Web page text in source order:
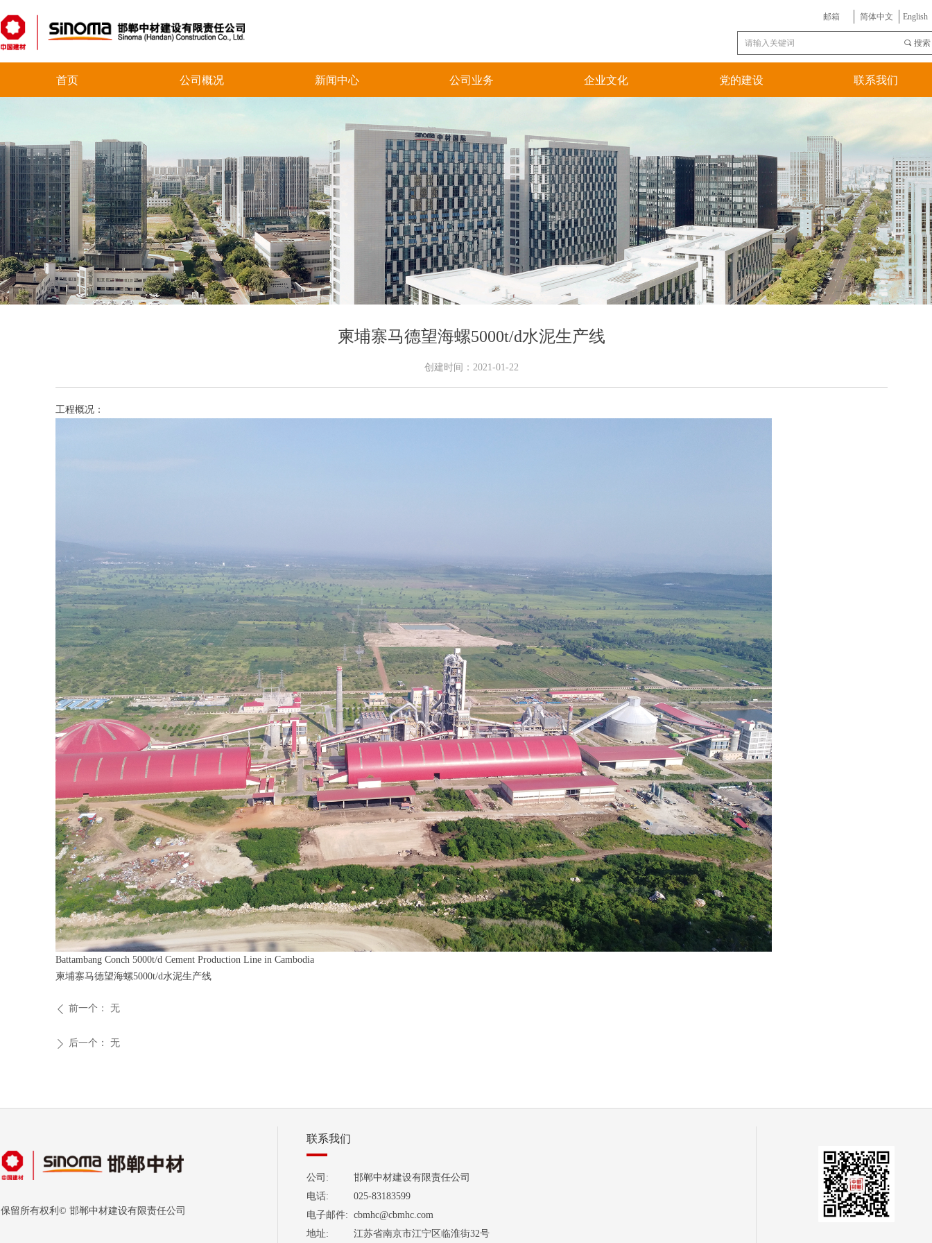
邮箱
끠 搜索
简体中文 English
首页 公司概况 新闻中心 公司业务 企业文化 党的建设 联系我们
柬埔寨马德望海螺5000t/d水泥生产线
工程概况：
Battambang Conch 5000t/d Cement Production Line in Cambodia
柬埔寨马德望海螺5000t/d水泥生产线
ꄴ 前一个： 无
ꄲ 后一个： 无
创建时间： 2021-01-22
联系我们
保留所有权利© 邯郸中材建设有限责任公司
公司:
邯郸中材建设有限责任公司
电话:
025-83183599
电子邮件: cbmhc@cbmhc.com
地址:
江苏省南京市江宁区临淮街32号